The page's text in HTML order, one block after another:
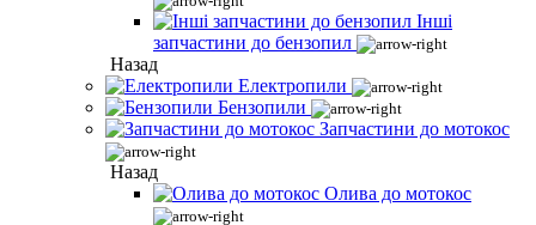
Інші
запчастини до бензопил
Назад
Електропили
Бензопили
Запчастини до мотокос
Назад
Олива до мотокос